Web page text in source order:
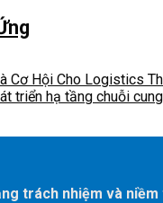
Cơ Hội Cho
triển hạ tầng chuỗi
trách nhiệm và niềm